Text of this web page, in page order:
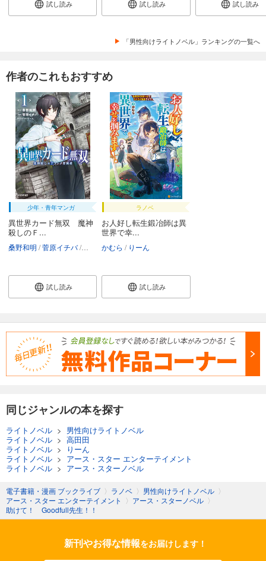
試し読み 試し読み 試し読み
「男性向けライトノベル」ランキングの一覧へ
作者のこれもおすすめ
少年・青年マンガ
異世界カード無双 魔神
殺しのＦ...
桑野和明 菅原イチバ りーん
試し読み
ラノベ
お人好し転生鍛冶師は異
世界で幸...
かむら りーん
試し読み
同じジャンルの本を探す
ライトノベル > 男性向けライトノベル
ライトノベル > 高田田
ライトノベル >
りーん
ライトノベル > アース・スター エンターテイメント
ライトノベル > アース・スターノベル
電子書籍・漫画 ブックライブ 〉 ラノベ 〉 男性向けライトノベル 〉
アース・スター エンターテイメント
〉 アース・スターノベル 〉
助けて！ Goodfull先生！！
新刊やお得な情報をお届けします！